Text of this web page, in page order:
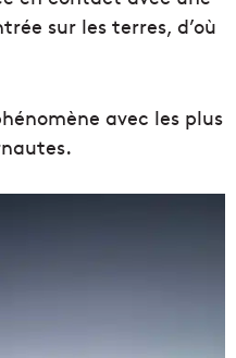
sur les terres, d’où
avec les plus